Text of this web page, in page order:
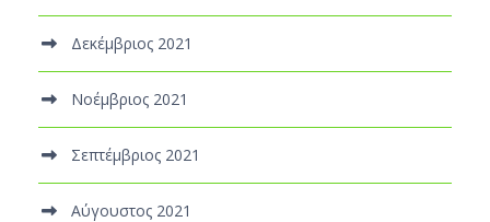
Δεκέμβριος 2021
Νοέμβριος 2021
Σεπτέμβριος 2021
Αύγουστος 2021